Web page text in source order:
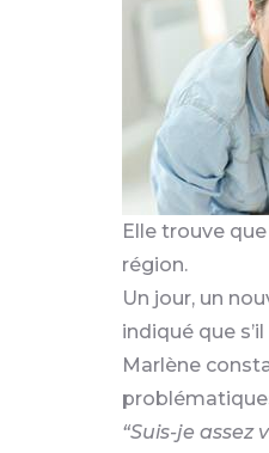
Elle trouve
région.
Un jour, un
indiqué que
Marlène
“Suis-je assez